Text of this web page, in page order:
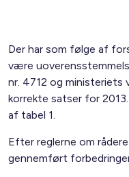
Der har som følge af
være
nr. 4712 og ministeriets
korrekte satser for
af tabel 1.
Efter reglerne om
gennemført